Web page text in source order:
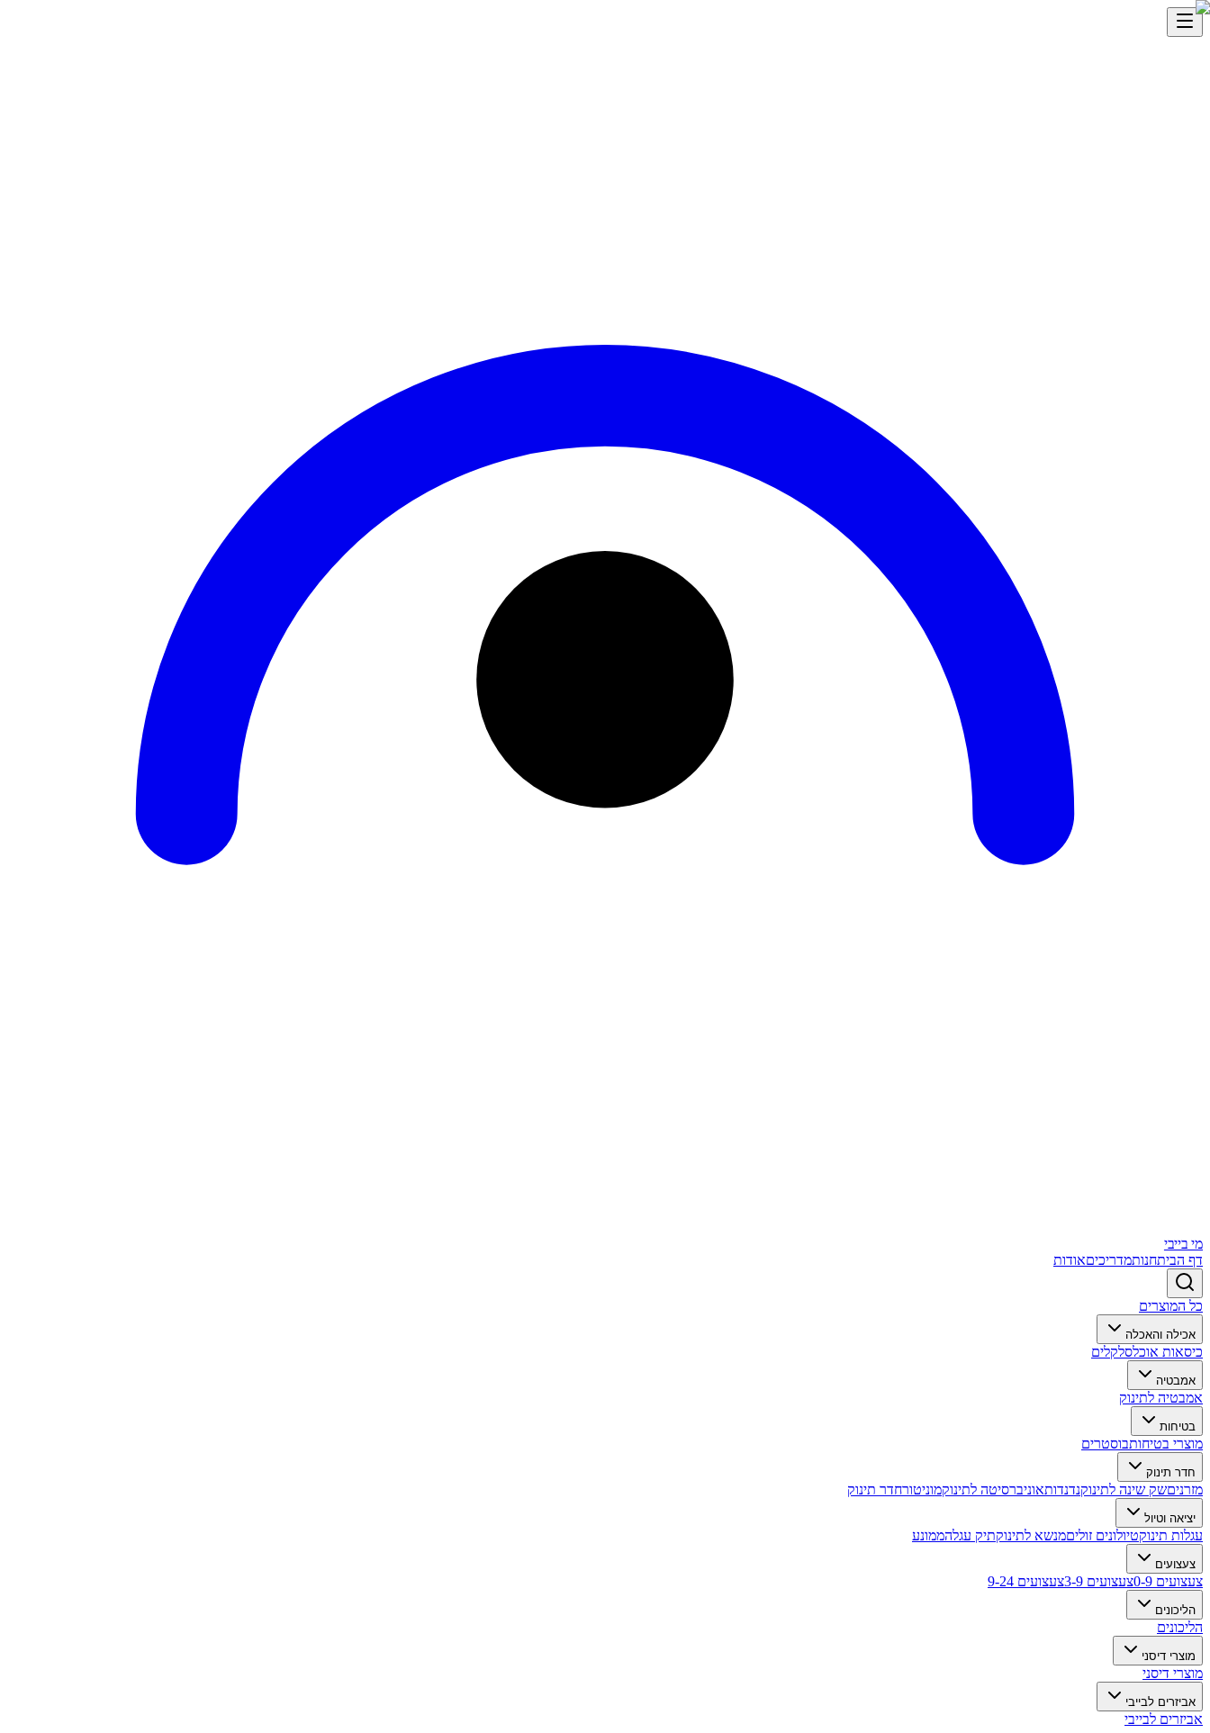
מי בייבי
דף הביתחנותמדריכיםאודות
כל המוצרים
אכילה והאכלה
כיסאות אוכלסלקלים
אמבטיה
אמבטיה לתינוק
בטיחות
מוצרי בטיחותבוסטרים
חדר תינוק
מזרניםשק שינה לתינוקנדנדותאוניברסיטה לתינוקמוניטורחדר תינוק
יציאה וטיול
עגלות תינוקטיולונים זוליםמנשא לתינוקתיק עגלהממונע
צעצועים
צעצועים 0-9 צעצועים 3-9 צעצועים 9-24
הליכונים
הליכונים
מוצרי דיסני
מוצרי דיסני
אביזרים לבייבי
אביזרים לבייבי